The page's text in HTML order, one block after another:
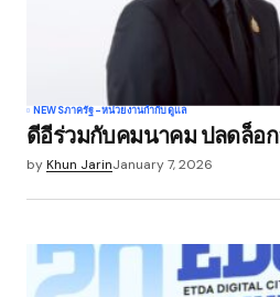
Your E-mail*
Save my name, email,
Submit Comment
NEWSภาครัฐ-หน่วยงานกำกับดูแล
ดีอีร่วมกับคมนาคม ปลดล็อก
byKhun JarinJanuary 7, 2026